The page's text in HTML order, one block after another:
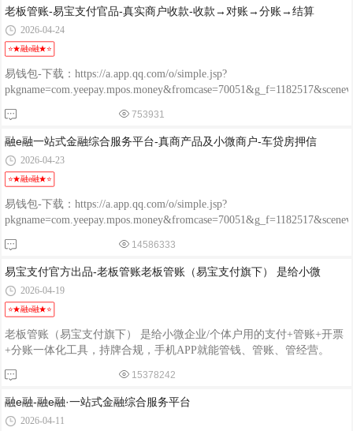
POS：http://oss.flmyzf.com/yzf/html/regist/index.html?
老板管账-易宝支付官品-真实商户收款-收款→对账→分账→结算
2026-04-24
⭐★融e融★⭐
易钱包-下载：https://a.app.qq.com/o/simple.jsp?
POS：http://oss.flmyzf.com/yzf/html/regist/index.html?phone=%E4%
753931
融e融一站式金融综合服务平台-真商产品及小微商户-车贷房押信
2026-04-23
⭐★融e融★⭐
易钱包-下载：https://a.app.qq.com/o/simple.jsp?
POS：http://oss.flmyzf.com/yzf/html/regist/index.html?phone=%E4%
14586333
易宝支付官方出品-老板管账老板管账（易宝支付旗下） 是给小微
2026-04-19
⭐★融e融★⭐
老板管账（易宝支付旗下） 是给小微企业/个体户用的支付+管账+开票
+分账一体化工具，持牌合规，手机APP就能管钱、管账、管经营。
15378242
融e融-融e融·一站式金融综合服务平台
2026-04-11